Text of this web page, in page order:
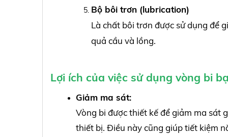
Bộ bôi trơn (lubrication)
Là chất bôi trơn được sử dụng để
quả cầu và lồng.
Lợi ích của việc sử dụng vòng bi
Giảm ma sát:
Vòng bi được thiết kế để giảm ma sát
thiết bị. Điều này cũng giúp tiết kiệm